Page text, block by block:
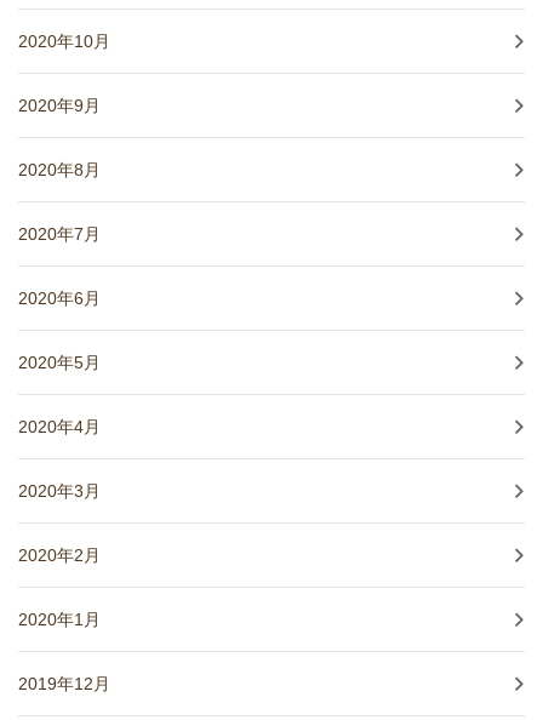
2020年10月
2020年9月
2020年8月
2020年7月
2020年6月
2020年5月
2020年4月
2020年3月
2020年2月
2020年1月
2019年12月